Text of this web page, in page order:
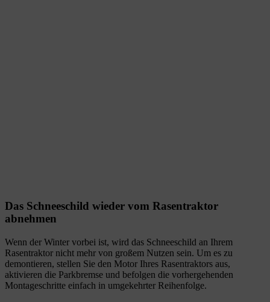
Das Schneeschild wieder vom Rasentraktor
abnehmen
Wenn der Winter vorbei ist, wird das Schneeschild an Ihrem
Rasentraktor nicht mehr von großem Nutzen sein. Um es zu
demontieren, stellen Sie den Motor Ihres Rasentraktors aus,
aktivieren die Parkbremse und befolgen die vorhergehenden
Montageschritte einfach in umgekehrter Reihenfolge.